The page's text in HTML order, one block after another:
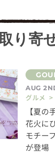
り寄
AUG
グルメ >
【夏の
花火に
モチー
が登場